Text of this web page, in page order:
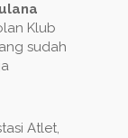
Klub
sudah
Atlet,